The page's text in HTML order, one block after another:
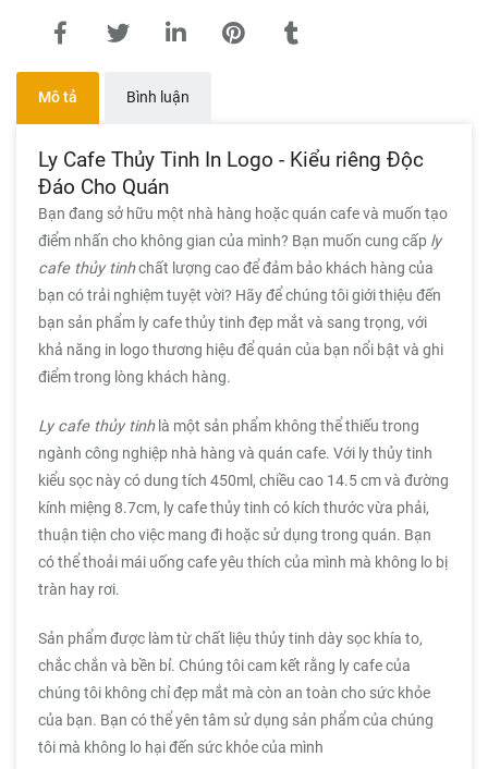
Mô tả Bình luận
Ly Cafe Thủy Tinh In Logo - Kiểu riêng Độc
Đáo Cho Quán
Bạn đang sở hữu một nhà hàng hoặc quán cafe và muốn tạo
điểm nhấn cho không gian của mình? Bạn muốn cung cấp ly
cafe thủy tinhchất lượng cao để đảm bảo khách hàng của
bạn có trải nghiệm tuyệt vời? Hãy để chúng tôi giới thiệu đến
bạn sản phẩm ly cafe thủy tinh đẹp mắt và sang trọng, với
khả năng in logo thương hiệu để quán của bạn nổi bật và ghi
điểm trong lòng khách hàng.
Ly cafe thủy tinhlà một sản phẩm không thể thiếu trong
ngành công nghiệp nhà hàng và quán cafe. Với ly thủy tinh
kiểu sọc này có dung tích 450ml, chiều cao 14.5 cm và đường
kính miệng 8.7cm, ly cafe thủy tinh có kích thước vừa phải,
thuận tiện cho việc mang đi hoặc sử dụng trong quán. Bạn
có thể thoải mái uống cafe yêu thích của mình mà không lo bị
tràn hay rơi.
Sản phẩm được làm từ chất liệu thủy tinh dày sọc khía to,
chắc chắn và bền bỉ. Chúng tôi cam kết rằng ly cafe của
chúng tôi không chỉ đẹp mắt mà còn an toàn cho sức khỏe
của bạn. Bạn có thể yên tâm sử dụng sản phẩm của chúng
tôi mà không lo hại đến sức khỏe của mình